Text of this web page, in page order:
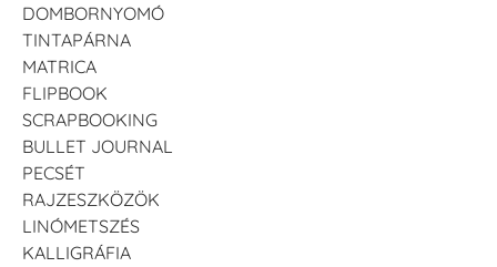
DOMBORNYOMÓ
TINTAPÁRNA
MATRICA
FLIPBOOK
SCRAPBOOKING
BULLET JOURNAL
PECSÉT
RAJZESZKÖZÖK
LINÓMETSZÉS
KALLIGRÁFIA